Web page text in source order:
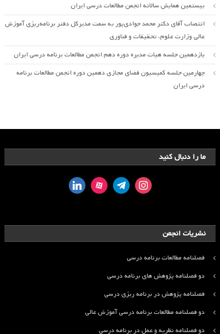
بیستمین همایش سالانه انجمن مطالعات درسی ایران
انتصاب آقای دکتر محمد جوادی‌پور به سمت مدیرکل دفتر برنامه‌ریزی آموزش
عالی وزارت علوم، تحقیقات و فناوری
یازدهمین جلسه هیات مدیره دوره دهم انجمن مطالعات برنامه درسی ایران
چهارمین جلسه کمیسیون فضای مجازی دهمین دوره انجمن مطالعات برنامه
درسی ایران
ما را دنبال کنید
instagram
telegram
aparat
linkedin
نشریات انجمن
فصلنامه مطالعات برنامه درسی
دو فصلنامه پژوهش های برنامه درسی
فصلنامه پژوهش در برنامه ریزی درسی
دو فصلنامه مطالعات برنامه درسی آموزش عالی
دو فصلنامه نظریه و عمل در برنامه درسی